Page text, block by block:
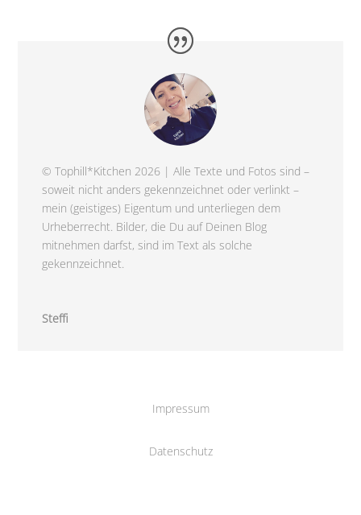
© Tophill*Kitchen 2026 | Alle Texte und Fotos sind –
soweit nicht anders gekennzeichnet oder verlinkt –
mein (geistiges) Eigentum und unterliegen dem
Urheberrecht. Bilder, die Du auf Deinen Blog
mitnehmen darfst, sind im Text als solche
gekennzeichnet.
Steffi
Impressum
Datenschutz